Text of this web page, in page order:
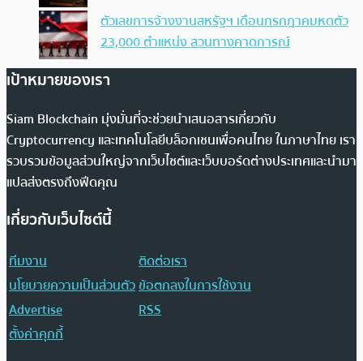
ตัวเลขการจ้างงานสหรัฐฯ เดือนกรกฎาคมหดตัว
23,000 ตำแหน่ง สวนทางคาดการณ์
เป้าหมายของเรา
Siam Blockchain มุ่งมั่นที่จะช่วยนำเสนอสารเกี่ยวกับ
Cryptocurrency และเทคโนโลยีบล็อกเชนเพื่อคนไทย ในภาษาไทย เรา
รวบรวมข้อมูลส่วนใหญ่จากเว็บไซต์และเว็บบอร์ดต่างประเทศและนำมา
แปลส่งตรงถึงฟีดคุณ
เกี่ยวกับเว็บไซต์นี้
ทีมงาน
ติดต่อเรา
นโยบายความเป็นส่วนตัวข้อตกลงในการใช้งาน
Advertise
RSS
ตั้งค่าคุกกี้